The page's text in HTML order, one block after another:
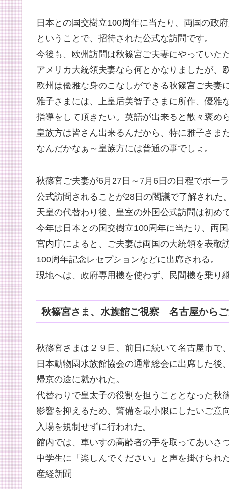
日本との国交樹立100周年に当たり、両国の政府
ということで、招待された公式な訪問です。
今後も、欧州訪問は秋篠宮ご夫妻にやっていた
アメリカ大統領夫妻なら何とかなりましたが、
欧州は優雅な身のこなしができる秋篠宮ご夫妻
雅子さまには、上皇后美智子さまに所作、優雅
指導をして頂きたい。英語が出来ると散々褒め
皇族方は皆さん出来るんだから、特に雅子さま
なんだかなぁ～皇族方には普通の事でしょ。
秋篠宮ご夫妻が6月27日～7月6日の日程でポー
公式訪問されることが28日の閣議で了解された。
天皇の代替わり後、皇室の外国公式訪問は初めて
今年は日本との国交樹立100周年に当たり、両国
宮内庁によると、ご夫妻は両国の大統領を表敬
100周年記念レセプションなどに出席される。
現地へは、政府専用機を使わず、民間機を乗り
秋篠宮さま、水族館ご視察 名古屋から
秋篠宮さまは２９日、前日に続いて名古屋市で
日本動物園水族館協会の通常総会に出席した後
帰京の途に就かれた。
代替わりで皇太子の役割を担うこととなった秋
影響を抑えるため、警備を最小限にしたいご意
入場を規制せずに行われた。
館内では、車いすの高齢者の手を取ってあいさ
中学生に「楽しんでください」と声を掛けられ
産経新聞